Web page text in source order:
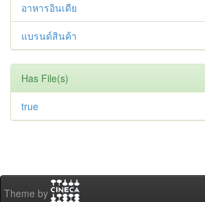
อาหารอินเดีย
แบรนด์สินค้า
Has File(s)
true
Theme by